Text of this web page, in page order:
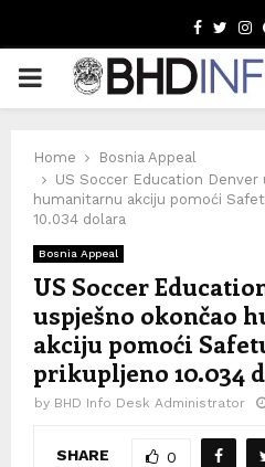
PRIMARY
Home
Bosnia Appeal
US Soccer Education Denver
humanitarnu akciju pomoći
10.034 dolara
Bosnia Appeal
US Soccer
uspješno okončao
akciju pomoći
prikupljeno 10.034
by BHD Info Desk Administrator
SHARE 0